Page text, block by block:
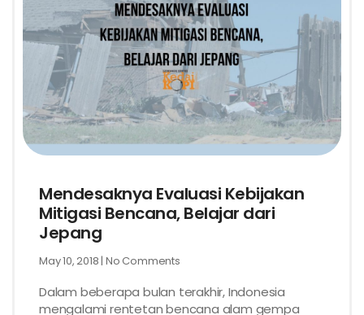
Mendesaknya Evaluasi Kebijakan
Mitigasi Bencana, Belajar dari
Jepang
May 10, 2018 No Comments
Dalam beberapa bulan terakhir, Indonesia
mengalami rentetan bencana alam gempa